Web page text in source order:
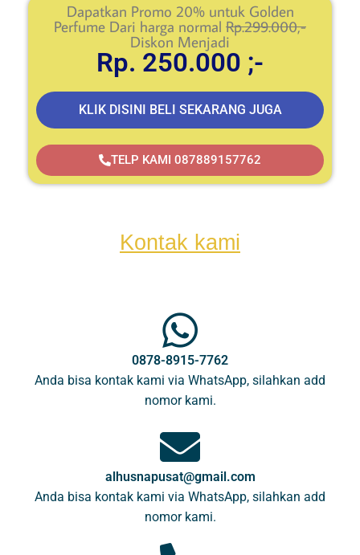
Dapatkan Promo 20% untuk Golden
Perfume Dari harga normal Rp.299.000,-
Diskon Menjadi
Rp. 250.000 ;-
KLIK DISINI BELI SEKARANG JUGA
TELP KAMI 087889157762
Kontak kami
0878-8915-7762
Anda bisa kontak kami via WhatsApp, silahkan add
nomor kami.
alhusnapusat@gmail.com
Anda bisa kontak kami via WhatsApp, silahkan add
nomor kami.